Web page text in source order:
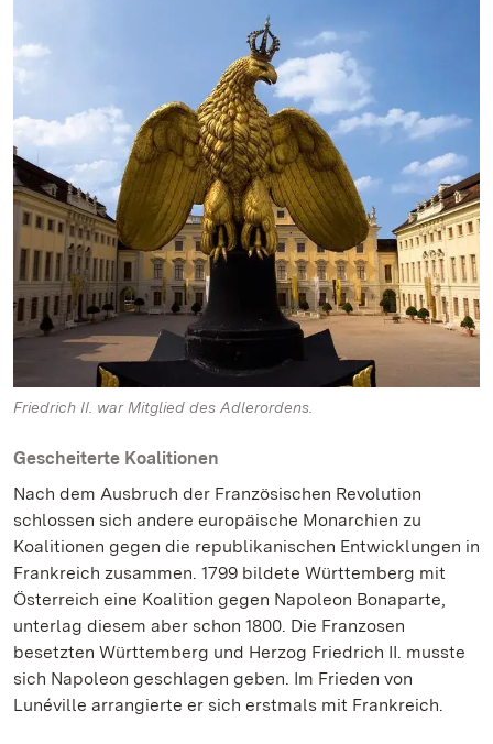
Friedrich II. war Mitglied des Adlerordens.
Gescheiterte Koalitionen
Nach dem Ausbruch der Französischen Revolution
schlossen sich andere europäische Monarchien zu
Koalitionen gegen die republikanischen Entwicklungen in
Frankreich zusammen. 1799 bildete Württemberg mit
Österreich eine Koalition gegen Napoleon Bonaparte,
unterlag diesem aber schon 1800. Die Franzosen
besetzten Württemberg und Herzog Friedrich II. musste
sich Napoleon geschlagen geben. Im Frieden von
Lunéville arrangierte er sich erstmals mit Frankreich.